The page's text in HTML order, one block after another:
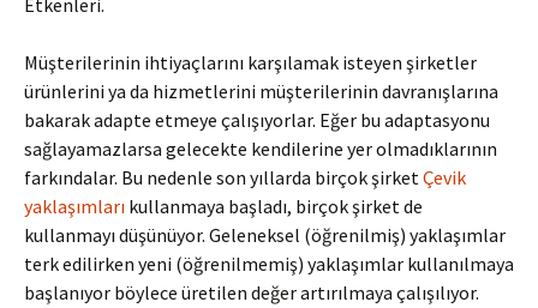
Etkenleri.
Müşterilerinin ihtiyaçlarını karşılamak isteyen şirketler
ürünlerini ya da hizmetlerini müşterilerinin davranışlarına
bakarak adapte etmeye çalışıyorlar. Eğer bu adaptasyonu
sağlayamazlarsa gelecekte kendilerine yer olmadıklarının
farkındalar. Bu nedenle son yıllarda birçok şirketÇevik
yaklaşımları kullanmaya başladı, birçok şirket de
kullanmayı düşünüyor. Geleneksel (öğrenilmiş) yaklaşımlar
terk edilirken yeni (öğrenilmemiş) yaklaşımlar kullanılmaya
başlanıyor böylece üretilen değer artırılmaya çalışılıyor.